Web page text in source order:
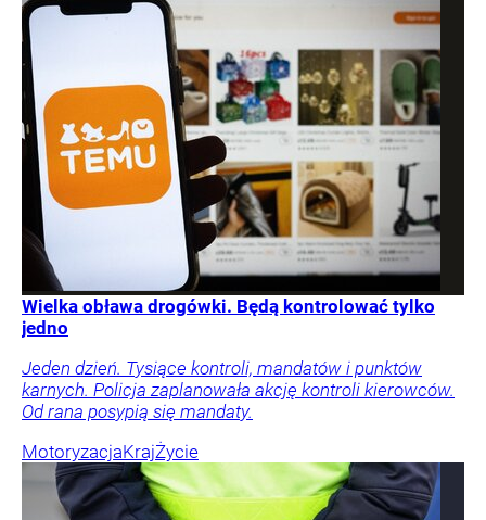
Wielka obława drogówki. Będą kontrolować tylko
jedno
Jeden dzień. Tysiące kontroli, mandatów i punktów
karnych. Policja zaplanowała akcję kontroli kierowców.
Od rana posypią się mandaty.
MotoryzacjaKrajŻycie